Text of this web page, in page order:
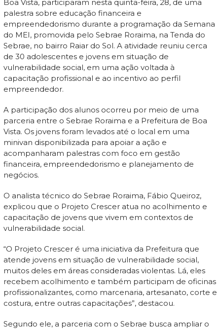
Boa Vista, participaram nesta quinta-feira, 28, de uma
palestra sobre educação financeira e
empreendedorismo durante a programação da Semana
do MEI, promovida pelo Sebrae Roraima, na Tenda do
Sebrae, no bairro Raiar do Sol. A atividade reuniu cerca
de 30 adolescentes e jovens em situação de
vulnerabilidade social, em uma ação voltada à
capacitação profissional e ao incentivo ao perfil
empreendedor.
A participação dos alunos ocorreu por meio de uma
parceria entre o Sebrae Roraima e a Prefeitura de Boa
Vista. Os jovens foram levados até o local em uma
minivan disponibilizada para apoiar a ação e
acompanharam palestras com foco em gestão
financeira, empreendedorismo e planejamento de
negócios.
O analista técnico do Sebrae Roraima, Fábio Queiroz,
explicou que o Projeto Crescer atua no acolhimento e
capacitação de jovens que vivem em contextos de
vulnerabilidade social.
“O Projeto Crescer é uma iniciativa da Prefeitura que
atende jovens em situação de vulnerabilidade social,
muitos deles em áreas consideradas violentas. Lá, eles
recebem acolhimento e também participam de oficinas
profissionalizantes, como marcenaria, artesanato, corte e
costura, entre outras capacitações”, destacou.
Segundo ele, a parceria com o Sebrae busca ampliar o